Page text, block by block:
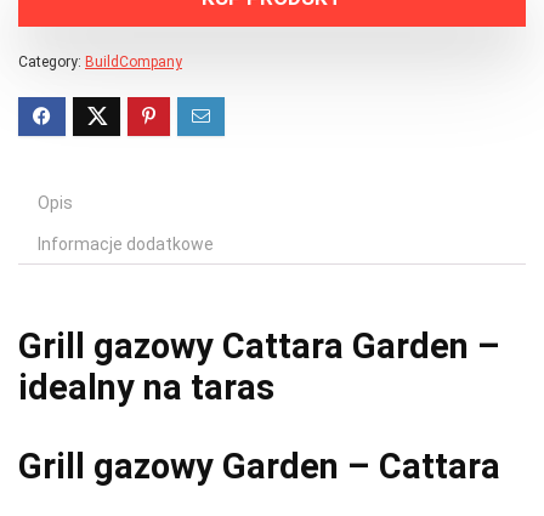
Category: BuildCompany
Opis
Informacje dodatkowe
Grill gazowy Cattara Garden –
idealny na taras
Grill gazowy Garden – Cattara